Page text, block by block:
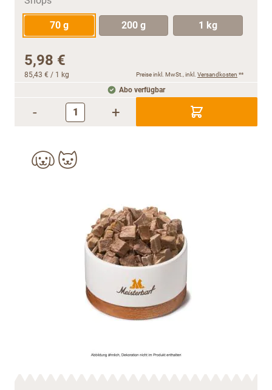
70 g 200 g 1 kg
5,98 €
85,43 € / 1 kg Preise inkl. MwSt., inkl. Versandkosten **
Abo verfügbar
- +